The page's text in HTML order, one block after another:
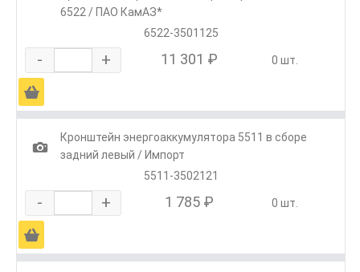
6522 / ПАО КамАЗ*
6522-3501125
- + 11 301 ₽ 0 шт.
Ä
1
Кронштейн энергоаккумулятора 5511 в сборе
задний левый / Импорт
5511-3502121
- + 1 785 ₽ 0 шт.
Ä